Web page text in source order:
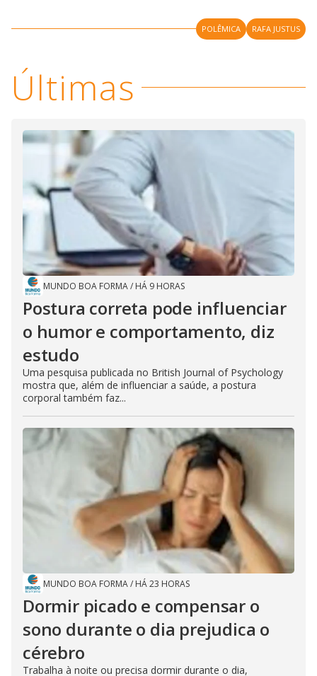
POLÊMICA RAFA JUSTUS
Últimas
MUNDO BOA FORMA/ HÁ 9 HORAS
Postura correta pode influenciar
o humor e comportamento, diz
estudo
Uma pesquisa publicada no British Journal of Psychology
mostra que, além de influenciar a saúde, a postura
corporal também faz...
MUNDO BOA FORMA/ HÁ 23 HORAS
Dormir picado e compensar o
sono durante o dia prejudica o
cérebro
Trabalha à noite ou precisa dormir durante o dia,